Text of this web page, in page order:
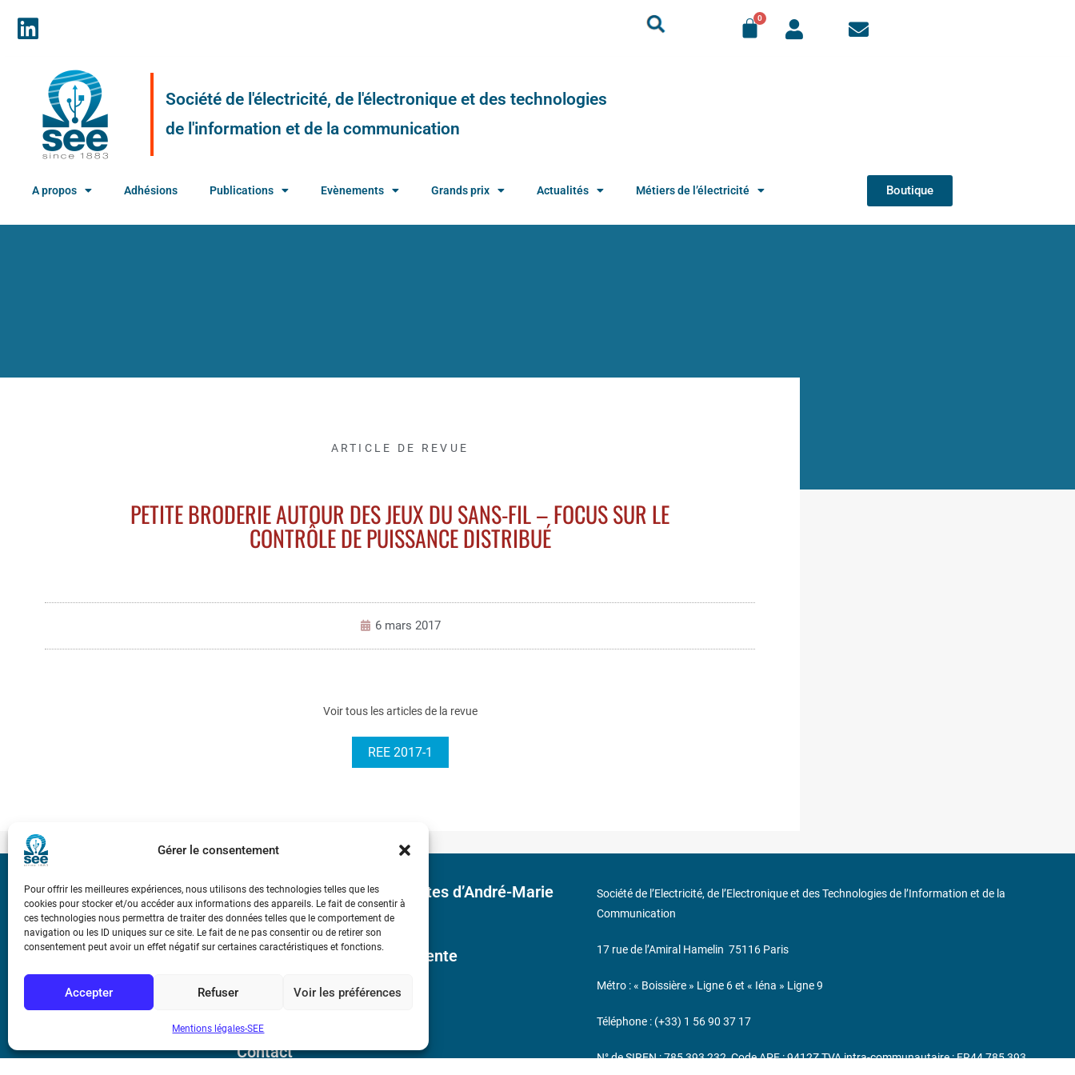
Gérer le consentement
Pour offrir les meilleures expériences, nous utilisons des technologies telles que les
cookies pour stocker et/ou accéder aux informations des appareils. Le fait de consentir à
ces technologies nous permettra de traiter des données telles que le comportement de
navigation ou les ID uniques sur ce site. Le fait de ne pas consentir ou de retirer son
consentement peut avoir un effet négatif sur certaines caractéristiques et fonctions.
Accepter Refuser Voir les préférences
Mentions légales-SEE
Société de l'électricité, de l'électronique et des technologies
de l'information et de la communication
A propos Adhésions Publications Evènements Grands prix Actualités Métiers de l’électricité Boutique
ARTICLE DE REVUE
PETITE BRODERIE AUTOUR DES JEUX DU SANS-FIL – FOCUS SUR LE
CONTRÔLE DE PUISSANCE DISTRIBUÉ
6 mars 2017
Voir tous les articles de la revue
REE 2017-1
Bicentenaire des découvertes d’André-Marie
Ampère
Conditions Générales de Vente
Mentions légales
Contact
Société de l’Electricité, de l’Electronique et des Technologies de l’Information et de la
Communication
17 rue de l’Amiral Hamelin 75116 Paris
Métro : « Boissière » Ligne 6 et « Iéna » Ligne 9
Téléphone : (+33) 1 56 90 37 17
N° de SIREN : 785 393 232, Code APE : 9412Z TVA intra-communautaire : FR44 785 393